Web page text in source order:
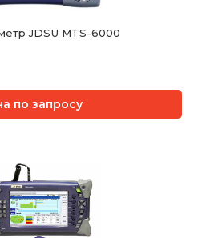
JDSU MTS-6000
по запросу